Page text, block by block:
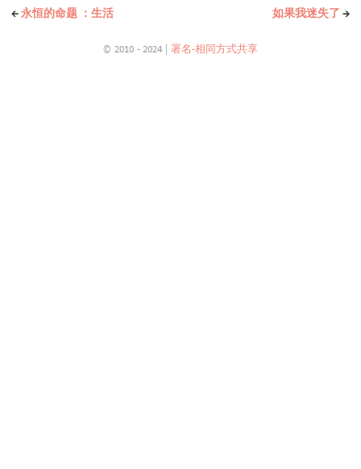
←永恒的命题 ：生活 如果我迷失了 →
© 2010 - 2024 | 署名-相同方式共享